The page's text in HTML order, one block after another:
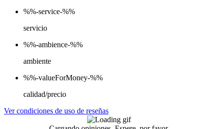
%%-service-%%
servicio
%%-ambience-%%
ambiente
%%-valueForMoney-%%
calidad/precio
Ver condiciones de uso de reseñas